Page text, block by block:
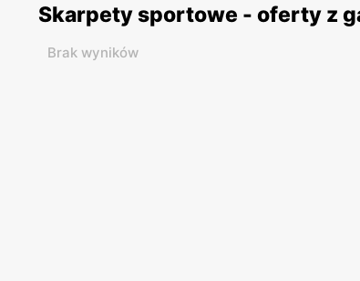
Skarpety sportowe - oferty z
Brak wyników